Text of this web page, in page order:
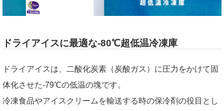
ドライアイスに最適な-80℃超低温冷凍庫
ドライアイスは、二酸化炭素（炭酸ガス）に圧力をかけて固
体化させた-79℃の低温の塊です。
冷凍食品やアイスクリームを輸送する時の保冷剤の役目とし